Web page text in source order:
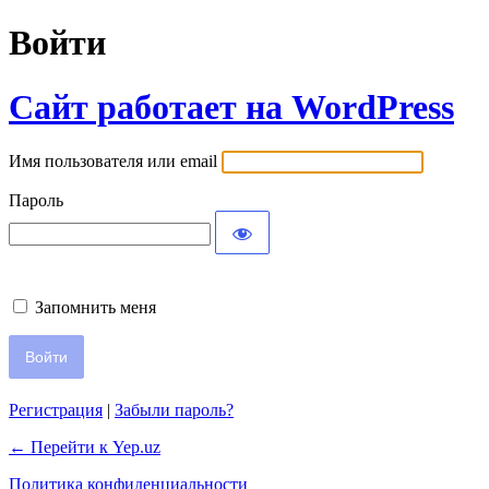
Войти
Сайт работает на WordPress
Имя пользователя или email
Пароль
Запомнить меня
Регистрация | Забыли пароль?
← Перейти к Yep.uz
Политика конфиденциальности